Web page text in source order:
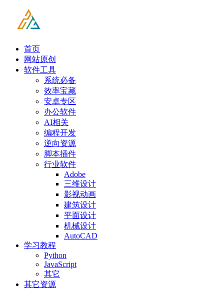
首页
网站原创
软件工具
系统必备
效率宝藏
安卓专区
办公软件
AI相关
编程开发
逆向资源
脚本插件
行业软件
Adobe
三维设计
影视动画
建筑设计
平面设计
机械设计
AutoCAD
学习教程
Python
JavaScript
其它
其它资源